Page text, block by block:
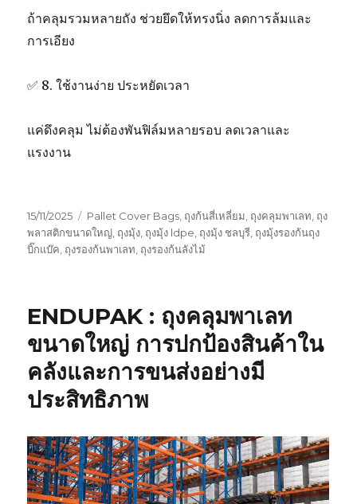
ถ้าคลุมรวมหลายถัง ช่วยยึดให้ทรงนิ่ง ลดการล้มและ
การเอียง
✅ 8. ใช้งานง่าย ประหยัดเวลา
แค่ดึงคลุม ไม่ต้องพันฟิล์มหลายรอบ ลดเวลาและ
แรงงาน
Posted
on
15/11/2025 Tags
Pallet Cover Bags ถุงก้นสี่เหลี่ยม ถุงคลุมพาเลท ถุง
พลาสติกขนาดใหญ่ ถุงมุ้ง ถุงมุ้ง ldpe ถุงมุ้ง ชลบุรี ถุงมุ้งรองก้นถุง
บิ๊กแบ๊ค ถุงรองก้นพาเลท ถุงรองก้นลังไม้
ENDUPAK : ถุงคลุมพาเลท
ขนาดใหญ่ การปกป้องสินค้าใน
คลังและการขนส่งอย่างมี
ประสิทธิภาพ